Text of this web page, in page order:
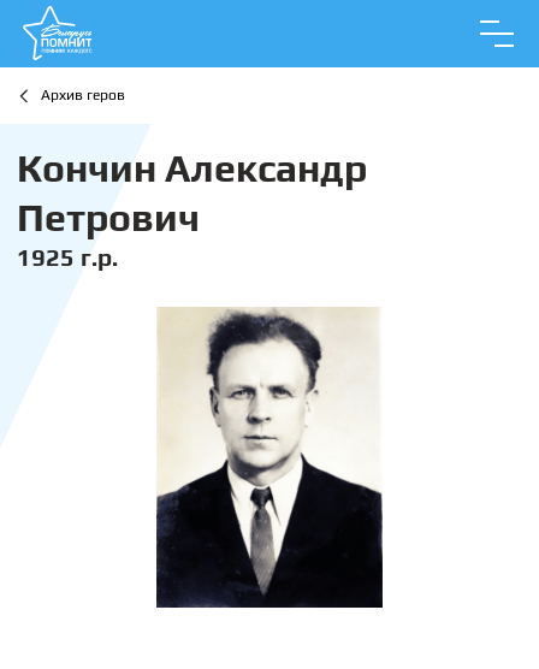
Архив геров
Кончин Александр
Петрович
1925 г.р.